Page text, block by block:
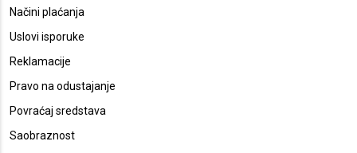
Načini plaćanja
Uslovi isporuke
Reklamacije
Pravo na odustajanje
Povraćaj sredstava
Saobraznost